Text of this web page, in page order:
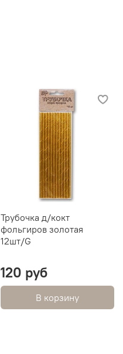
Трубочка д/кокт
фольгиров золотая
12шт/G
120 руб
В корзину